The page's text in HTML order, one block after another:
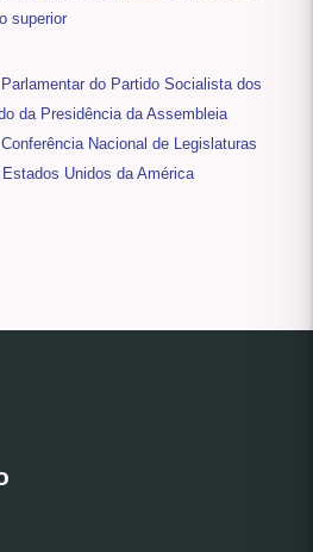
superior
do Partido Socialista dos
da Presidência da Assembleia
Nacional de Legislaturas
Unidos da América